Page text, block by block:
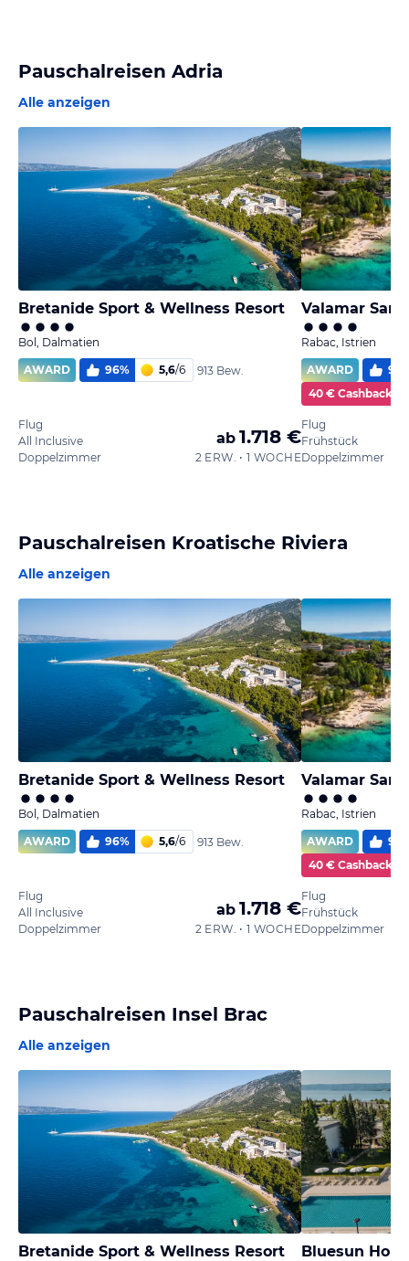
Pauschalreisen Adria
Alle anzeigen
Bretanide Sport & Wellness Resort
Bol, Dalmatien
AWARD
96% 5,6/6 913 Bew.
Flug
All Inclusive
Doppelzimmer
ab 1.718 €
2 ERW. • 1 WOCHE
Valamar
Rabac, Istrien
AWARD
98
40 € Cashback
Flug
Frühstück
Doppelzimmer
Pauschalreisen Kroatische Riviera
Alle anzeigen
Bretanide Sport & Wellness Resort
Bol, Dalmatien
AWARD
96% 5,6/6 913 Bew.
Flug
All Inclusive
Doppelzimmer
ab 1.718 €
2 ERW. • 1 WOCHE
Valamar
Rabac, Istrien
AWARD
98
40 € Cashback
Flug
Frühstück
Doppelzimmer
Pauschalreisen Insel Brac
Alle anzeigen
Bretanide Sport & Wellness Resort Bluesun